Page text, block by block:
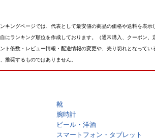
ングページでは、代表として最安値の商品の価格や送料を表示
ランキング順位を作成しております。（通常購入、クーポン
倍数・レビュー情報・配送情報の変更や、売り切れとなってい
推奨するものではありません。
靴
腕時計
ビール・洋酒
スマートフォン・タブレット